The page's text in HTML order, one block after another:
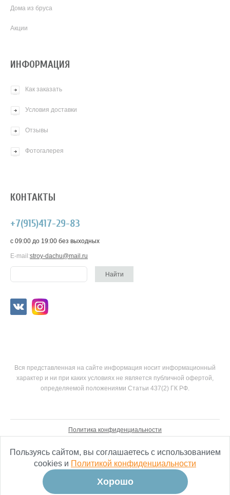
Дома из бруса
Акции
ИНФОРМАЦИЯ
Как заказать
Условия доставки
Отзывы
Фотогалерея
КОНТАКТЫ
+7(915)417-29-83
c 09:00 до 19:00 без выходных
E-mail:stroy-dachu@mail.ru
Вся представленная на сайте информация носит информационный
характер и ни при каких условиях не является публичной офертой,
определяемой положениями Статьи 437(2) ГК РФ.
Политика конфиденциальности
Пользуясь сайтом, вы соглашаетесь с использованием
cookies и Политикой конфиденциальности
Хорошо